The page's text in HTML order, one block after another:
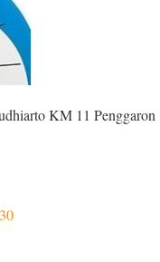
KM 11 Penggaron